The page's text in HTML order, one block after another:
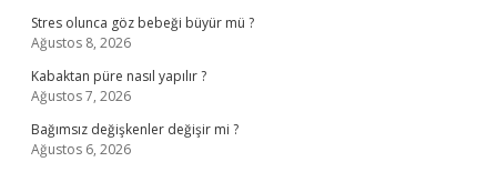
Stres olunca göz bebeği büyür mü ?
Ağustos 8, 2026
Kabaktan püre nasıl yapılır ?
Ağustos 7, 2026
Bağımsız değişkenler değişir mi ?
Ağustos 6, 2026